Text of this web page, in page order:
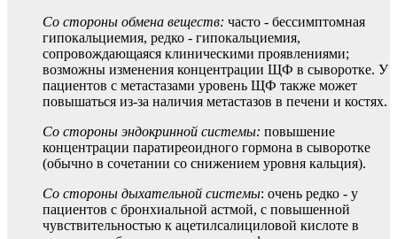
Со стороны обмена веществ: часто - бессимптомная
гипокальциемия, редко - гипокальциемия,
сопровождающаяся клиническими проявлениями;
возможны изменения концентрации ЩФ в сыворотке. У
пациентов с метастазами уровень ЩФ также может
повышаться из-за наличия метастазов в печени и костях.
Со стороны эндокринной системы: повышение
концентрации паратиреоидного гормона в сыворотке
(обычно в сочетании со снижением уровня кальция).
Со стороны дыхательной системы: очень редко - у
пациентов с бронхиальной астмой, с повышенной
чувствительностью к ацетилсалициловой кислоте в